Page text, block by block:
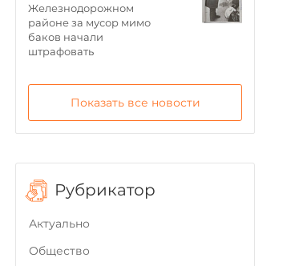
Железнодорожном
районе за мусор мимо
баков начали
штрафовать
Показать все новости
Рубрикатор
Актуально
Общество